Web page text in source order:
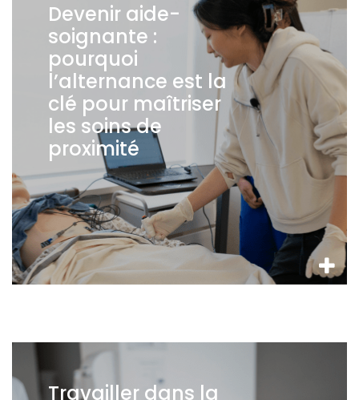
Devenir aide-
soignante :
pourquoi
l’alternance est la
clé pour maîtriser
les soins de
proximité
Travailler dans la